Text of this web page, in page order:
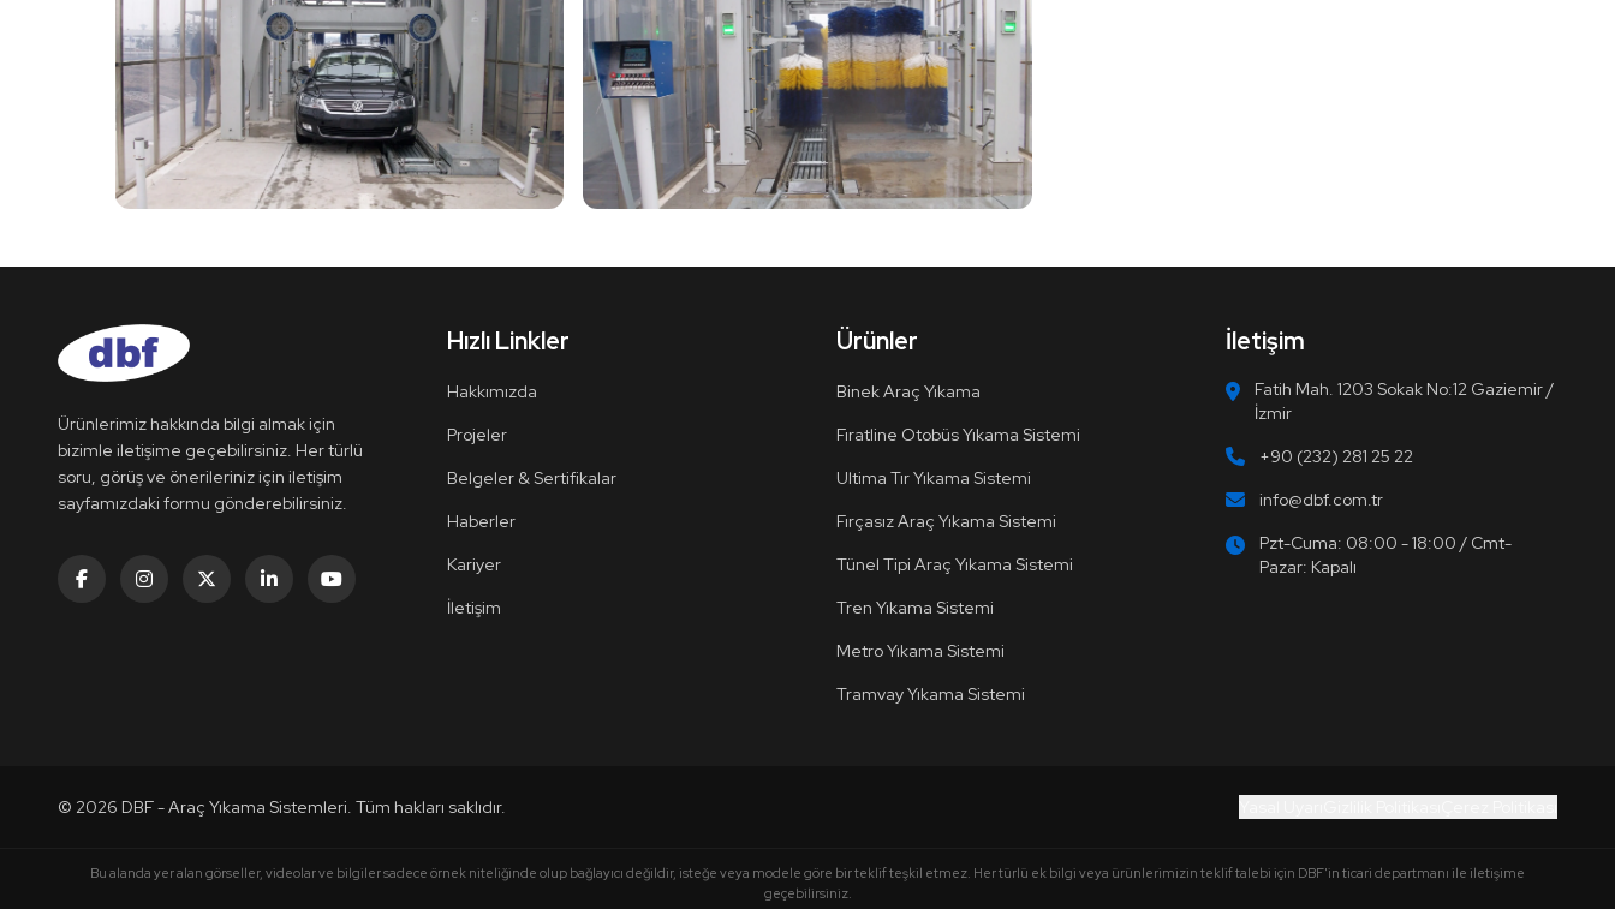
Ürünlerimiz hakkında bilgi almak için
bizimle iletişime geçebilirsiniz. Her türlü
soru, görüş ve önerileriniz için iletişim
sayfamızdaki formu gönderebilirsiniz.
Hızlı Linkler
Hakkımızda
Projeler
Belgeler & Sertifikalar
Haberler
Kariyer
İletişim
Ürünler
Binek Araç Yıkama
Fıratline Otobüs Yıkama Sistemi
Ultima Tır Yıkama Sistemi
Fırçasız Araç Yıkama Sistemi
Tünel Tipi Araç Yıkama Sistemi
Tren Yıkama Sistemi
Metro Yıkama Sistemi
Tramvay Yıkama Sistemi
İletişim
Fatih Mah. 1203 Sokak No:12 Gaziemir /
İzmir
+90 (232) 281 25 22
info@dbf.com.tr
Pzt-Cuma: 08:00 - 18:00 / Cmt-
Pazar: Kapalı
© 2026 DBF - Araç Yıkama Sistemleri. Tüm hakları saklıdır.
Bu alanda yer alan görseller, videolar ve bilgiler sadece örnek niteliğinde olup bağlayıcı değildir, isteğe veya modele göre bir teklif teşkil etmez. Her türlü ek bilgi veya ürünlerimizin teklif talebi için DBF'in ticari departmanı ile iletişime
geçebilirsiniz.